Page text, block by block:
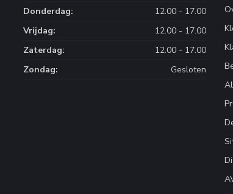
Donderdag:
12.00 - 17.00
Vrijdag:
12.00 - 17.00
Zaterdag:
12.00 - 17.00
Zondag:
Gesloten